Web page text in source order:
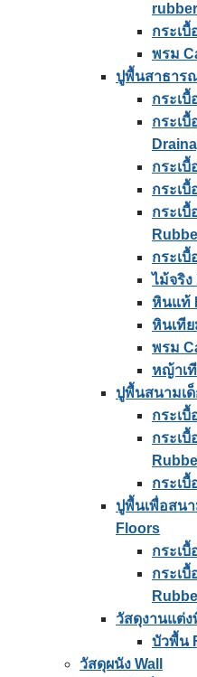
rubber
กระเ
พรม
ปูพื้นสาธาร
กระเบื้
กระเบื้
กระเบื้
กระเ
กระเบื้
กระเ
ไม้จริง
หินแท้
หินเที
พรม
หญ้าเ
ปูพื้นสนามเด็
กระเ
กระเบื้
กระเ
ปูพื้นเพื่อสน
Floors
กระเ
กระเบื้
วัสดุงานแต่
บัวพื้น
วัสดุผนัง Wall